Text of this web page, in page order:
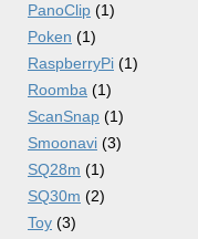
PanoClip (1)
Poken (1)
RaspberryPi (1)
Roomba (1)
ScanSnap (1)
Smoonavi (3)
SQ28m (1)
SQ30m (2)
Toy (3)